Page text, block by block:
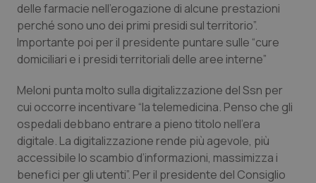
Valle D’Aosta
Veneto
Oncodermatologia
Oncoematologia
Oncologia & Nutrizione
Psoriasi & pelle
Quotidiano Cardiologia
delle farmacie nell’erogazione di alcune prestazioni
perché sono uno dei primi presidi sul territorio”.
Importante poi per il presidente puntare sulle “cure
domiciliari e i presidi territoriali delle aree interne”
Meloni punta molto sulla digitalizzazione del Ssn per
cui occorre incentivare “la telemedicina. Penso che gli
ospedali debbano entrare a pieno titolo nell’era
digitale. La digitalizzazione rende più agevole, più
accessibile lo scambio d’informazioni, massimizza i
benefici per gli utenti”. Per il presidente del Consiglio